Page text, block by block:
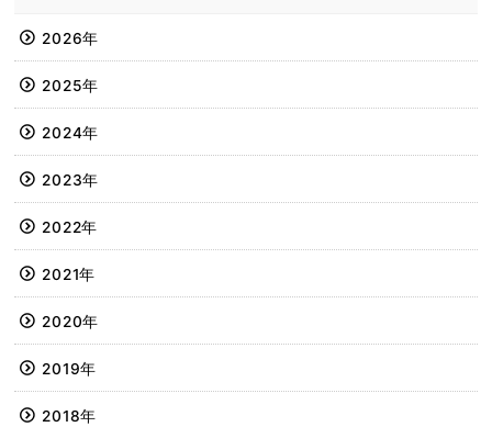
2026年
2025年
2024年
2023年
2022年
2021年
2020年
2019年
2018年